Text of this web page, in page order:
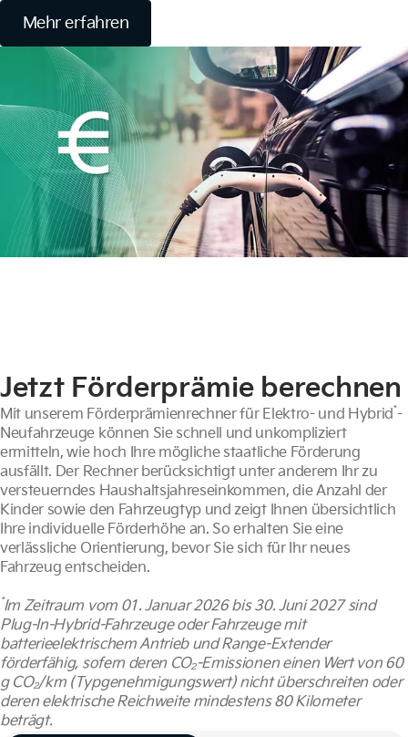
Mehr erfahren
Jetzt Förderprämie berechnen
Mit unserem Förderprämienrechner für Elektro- und Hybrid*-
Neufahrzeuge können Sie schnell und unkompliziert
ermitteln, wie hoch Ihre mögliche staatliche Förderung
ausfällt. Der Rechner berücksichtigt unter anderem Ihr zu
versteuerndes Haushaltsjahreseinkommen, die Anzahl der
Kinder sowie den Fahrzeugtyp und zeigt Ihnen übersichtlich
Ihre individuelle Förderhöhe an. So erhalten Sie eine
verlässliche Orientierung, bevor Sie sich für Ihr neues
Fahrzeug entscheiden.
*Im Zeitraum vom 01. Januar 2026 bis 30. Juni 2027 sind
Plug-In-Hybrid-Fahrzeuge oder Fahrzeuge mit
batterieelektrischem Antrieb und Range-Extender
förderfähig, sofern deren CO₂-Emissionen einen Wert von 60
g CO₂/km (Typgenehmigungswert) nicht überschreiten oder
deren elektrische Reichweite mindestens 80 Kilometer
beträgt.